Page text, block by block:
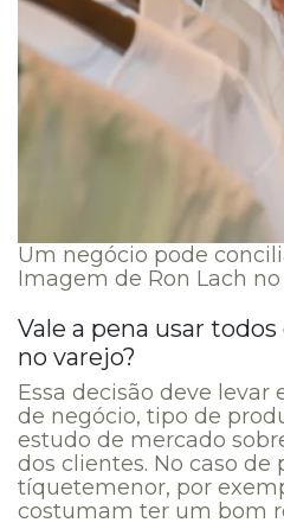
Um negócio pode
Imagem de Ron Lach no
Vale a pena usar
no varejo?
Essa decisão deve
de negócio, tipo de
estudo de mercado
dos clientes. No caso de
tíquetemenor, por
costumam ter um bom